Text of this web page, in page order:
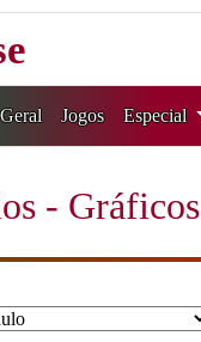
Geral Jogos Especial
- Gráficos